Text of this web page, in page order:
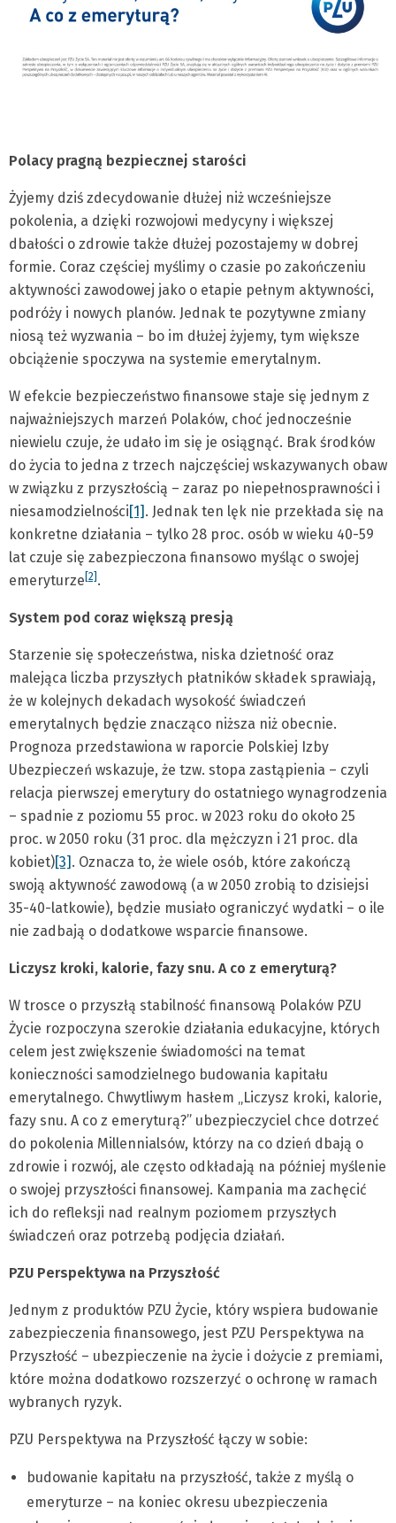
Polacy pragną bezpiecznej starości
Żyjemy dziś zdecydowanie dłużej niż wcześniejsze
pokolenia, a dzięki rozwojowi medycyny i większej
dbałości o zdrowie także dłużej pozostajemy w dobrej
formie. Coraz częściej myślimy o czasie po zakończeniu
aktywności zawodowej jako o etapie pełnym aktywności,
podróży i nowych planów. Jednak te pozytywne zmiany
niosą też wyzwania – bo im dłużej żyjemy, tym większe
obciążenie spoczywa na systemie emerytalnym.
W efekcie bezpieczeństwo finansowe staje się jednym z
najważniejszych marzeń Polaków, choć jednocześnie
niewielu czuje, że udało im się je osiągnąć. Brak środków
do życia to jedna z trzech najczęściej wskazywanych obaw
w związku z przyszłością – zaraz po niepełnosprawności i
niesamodzielności[1] . Jednak ten lęk nie przekłada się na
konkretne działania – tylko 28 proc. osób w wieku 40-59
lat czuje się zabezpieczona finansowo myśląc o swojej
emeryturze [2] .
System pod coraz większą presją
Starzenie się społeczeństwa, niska dzietność oraz
malejąca liczba przyszłych płatników składek sprawiają,
że w kolejnych dekadach wysokość świadczeń
emerytalnych będzie znacząco niższa niż obecnie.
Prognoza przedstawiona w raporcie Polskiej Izby
Ubezpieczeń wskazuje, że tzw. stopa zastąpienia – czyli
relacja pierwszej emerytury do ostatniego wynagrodzenia
– spadnie z poziomu 55 proc. w 2023 roku do około 25
proc. w 2050 roku (31 proc. dla mężczyzn i 21 proc. dla
kobiet)[3] . Oznacza to, że wiele osób, które zakończą
swoją aktywność zawodową (a w 2050 zrobią to dzisiejsi
35-40-latkowie), będzie musiało ograniczyć wydatki – o ile
nie zadbają o dodatkowe wsparcie finansowe.
Liczysz kroki, kalorie, fazy snu. A co z emeryturą?
W trosce o przyszłą stabilność finansową Polaków PZU
Życie rozpoczyna szerokie działania edukacyjne, których
celem jest zwiększenie świadomości na temat
konieczności samodzielnego budowania kapitału
emerytalnego. Chwytliwym hasłem „Liczysz kroki, kalorie,
fazy snu. A co z emeryturą?” ubezpieczyciel chce dotrzeć
do pokolenia Millennialsów, którzy na co dzień dbają o
zdrowie i rozwój, ale często odkładają na później myślenie
o swojej przyszłości finansowej. Kampania ma zachęcić
ich do refleksji nad realnym poziomem przyszłych
świadczeń oraz potrzebą podjęcia działań.
PZU Perspektywa na Przyszłość
Jednym z produktów PZU Życie, który wspiera budowanie
zabezpieczenia finansowego, jest PZU Perspektywa na
Przyszłość – ubezpieczenie na życie i dożycie z premiami,
które można dodatkowo rozszerzyć o ochronę w ramach
wybranych ryzyk.
PZU Perspektywa na Przyszłość łączy w sobie:
budowanie kapitału na przyszłość, także z myślą o
emeryturze – na koniec okresu ubezpieczenia